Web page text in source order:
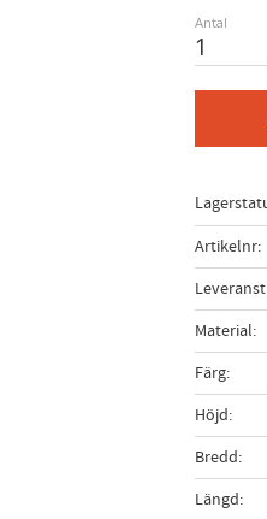
Antal
Artikelnr
Material
Färg
Höjd
Bredd
Längd